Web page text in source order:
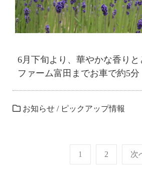
6月下旬より、華やかな香りと
ファーム富田までお車で約5分
お知らせ / ピックアップ情報
1 2 次